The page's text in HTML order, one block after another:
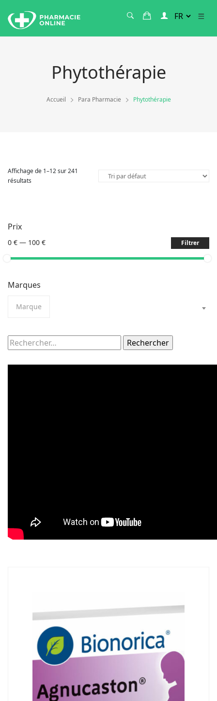
Phytothérapie
Accueil Para Pharmacie Phytothérapie
Affichage de 1–12 sur 241
résultats
Prix
0 € — 100 € Filtrer
Marques
Marque
Rechercher :